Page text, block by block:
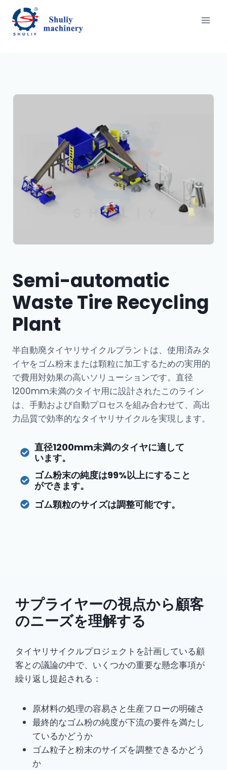
Semi-automatic
Waste Tire Recycling
Plant
半自動廃タイヤリサイクルプラントは、使用済みタ
イヤをゴム粉末または顆粒に加工するための実用的
で費用対効果の高いソリューションです。直径
1200mm未満のタイヤ用に設計されたこのライン
は、手動および自動プロセスを組み合わせて、高出
力品質で効率的なタイヤリサイクルを実現します。
直径1200mm未満のタイヤに適して
います。
ゴム粉末の純度は99%以上にすること
ができます。
ゴム顆粒のサイズは調整可能です。
サプライヤーの視点から顧客
のニーズを理解する
タイヤリサイクルプロジェクトを計画している顧
客との議論の中で、いくつかの重要な懸念事項が
繰り返し提起される：
原材料の処理の容易さと生産フローの明確さ
最終的なゴム粉の純度が下流の要件を満たし
ているかどうか
ゴム粒子と粉末のサイズを調整できるかどう
か